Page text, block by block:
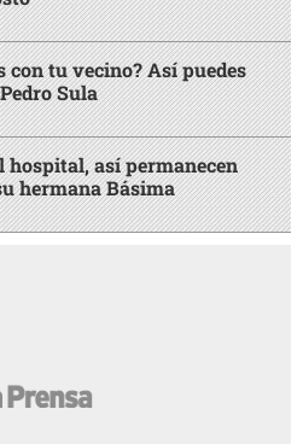
con tu vecino? Así puedes
Sula
hospital, así permanecen
hermana Básima